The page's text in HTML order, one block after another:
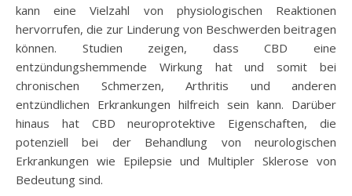
kann eine Vielzahl von physiologischen Reaktionen
hervorrufen, die zur Linderung von Beschwerden beitragen
können. Studien zeigen, dass CBD eine
entzündungshemmende Wirkung hat und somit bei
chronischen Schmerzen, Arthritis und anderen
entzündlichen Erkrankungen hilfreich sein kann. Darüber
hinaus hat CBD neuroprotektive Eigenschaften, die
potenziell bei der Behandlung von neurologischen
Erkrankungen wie Epilepsie und Multipler Sklerose von
Bedeutung sind.